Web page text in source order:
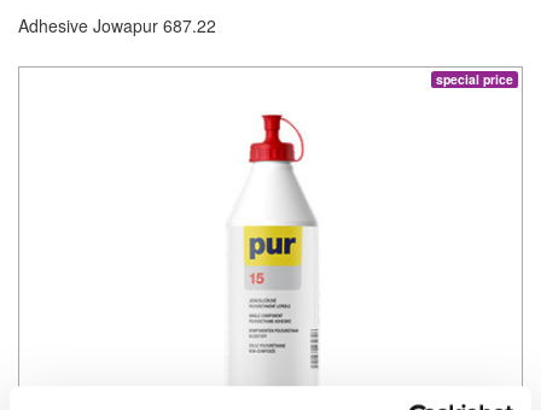
Adhesive Jowapur 687.22
special price